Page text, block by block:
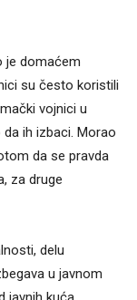
je domaćem
su često koristili
vojnici u
ih izbaci. Morao
da se pravda
za druge
delu
u javnom